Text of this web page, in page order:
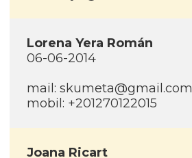
Lorena Yera Román
06-06-2014
mail: skumeta@gmail.com
mobil: +201270122015
Joana Ricart